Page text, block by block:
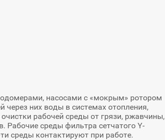
насосами с «мокрым» ротором
них воды в системах отопления,
рабочей среды от грязи, ржавчины,
Рабочие среды фильтра сетчатого Y-
среды контактируют при работе.